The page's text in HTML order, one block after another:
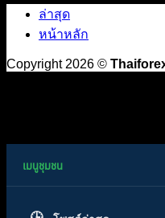
ล่าสุด
หน้าหลัก
Copyright 2026 ©